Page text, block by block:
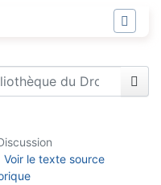
Voir le texte source